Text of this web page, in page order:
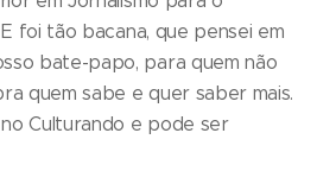
foi tão bacana, que pensei em
bate-papo, para quem não
quem sabe e quer saber mais.
Culturando e pode ser